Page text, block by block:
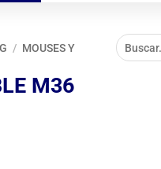
/ MOUSES Y
M36